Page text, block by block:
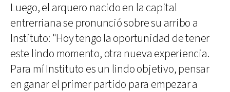
Luego, el arquero nacido en la capital
entrerriana se pronunció sobre su arribo a
Instituto: "Hoy tengo la oportunidad de tener
este lindo momento, otra nueva experiencia.
Para mí Instituto es un lindo objetivo, pensar
en ganar el primer partido para empezar a